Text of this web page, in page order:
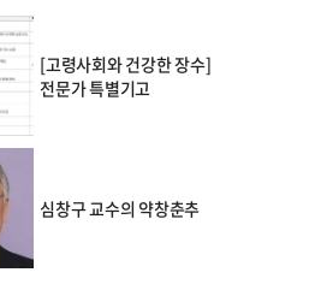
[고령사회와 건강한 장수]
전문가 특별기고
심창구 교수의 약창춘추